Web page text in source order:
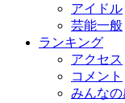
アイドル
芸能一般
ランキング
アクセス
コメント
みんなの